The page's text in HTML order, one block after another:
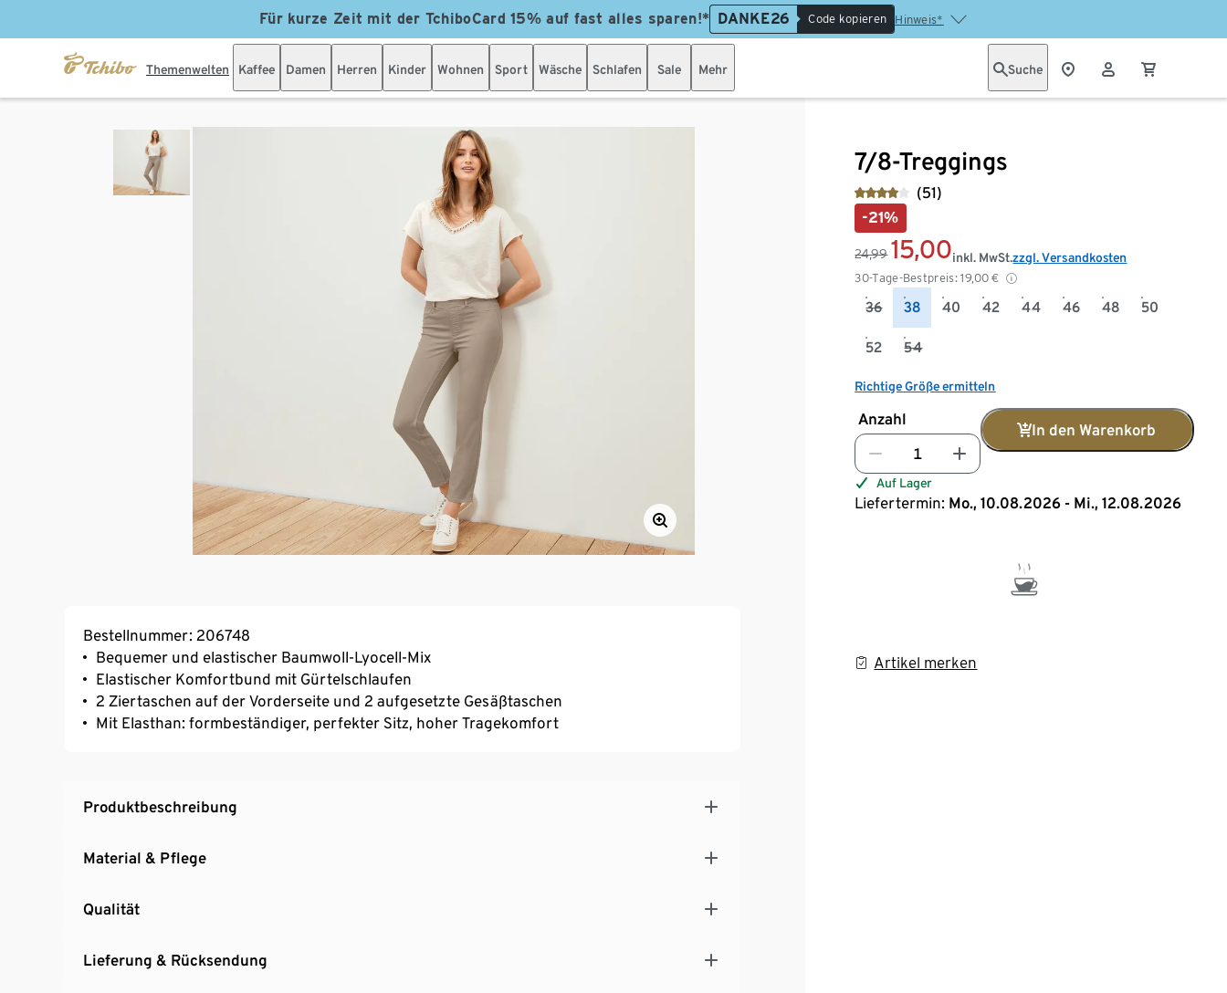
Für kurze Zeit mit der TchiboCard 15% auf fast alles sparen!* DANKE26 Code kopieren Hinweis*
Themenwelten Kaffee Damen Herren Kinder Wohnen Sport Wäsche Schlafen Sale Mehr Suche
7/8-Treggings
(51)
-21%
24,99 15,00
30-Tage-Bestpreis: 19,00 €
inkl. MwSt.zzgl. Versandkosten
36 38 40 42 44 46 48 50
52 54
Richtige Größe ermitteln
Anzahl
In den Warenkorb
Auf Lager
Liefertermin: Mo., 10.08.2026 - Mi., 12.08.2026
Artikel merken
Bestellnummer: 206748
Bequemer und elastischer Baumwoll-Lyocell-Mix
Elastischer Komfortbund mit Gürtelschlaufen
2 Ziertaschen auf der Vorderseite und 2 aufgesetzte Gesäßtaschen
Mit Elasthan: formbeständiger, perfekter Sitz, hoher Tragekomfort
Produktbeschreibung
Material & Pflege
Qualität
Lieferung & Rücksendung